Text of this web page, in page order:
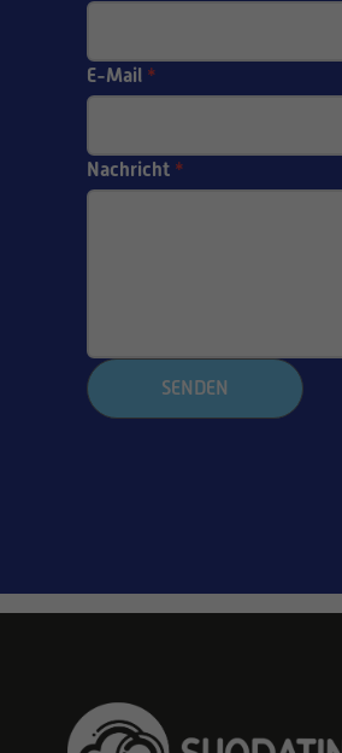
E-Mail *
Nachricht *
SENDEN